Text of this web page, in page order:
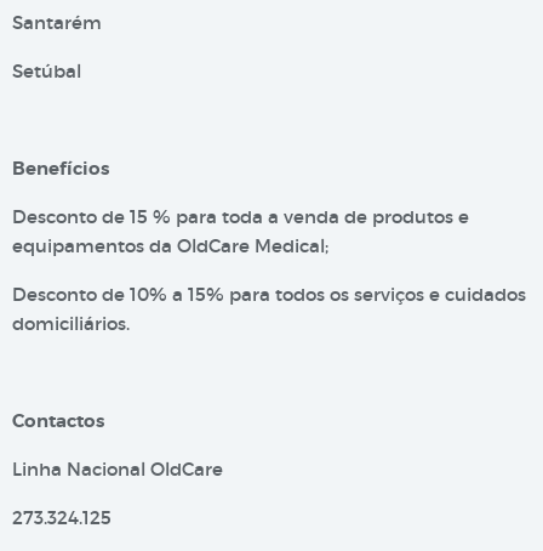
Santarém
Setúbal
Benefícios
Desconto de 15 % para toda a venda de produtos e
equipamentos da OldCare Medical;
Desconto de 10% a 15% para todos os serviços e cuidados
domiciliários.
Contactos
Linha Nacional OldCare
273.324.125